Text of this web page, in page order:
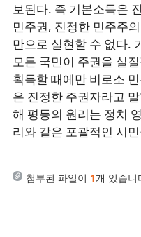
보된다. 즉 기본소득은
민주권, 진정한 민주주
만으로 실현할 수 없다.
모든 국민이 주권을 실
획득할 때에만 비로소
은 진정한 주권자라고
해 평등의 원리는 정치
리와 같은 포괄적인 시
첨부된 파일이 1개 있습니